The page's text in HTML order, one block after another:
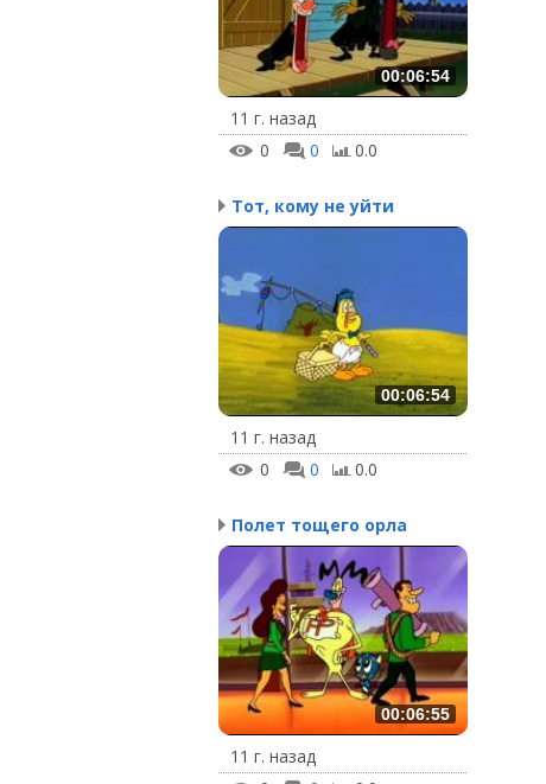
00:06:54
11 г. назад
0
0 0.0
Тот, кому не уйти
00:06:54
11 г. назад
0
0 0.0
Полет тощего орла
00:06:55
11 г. назад